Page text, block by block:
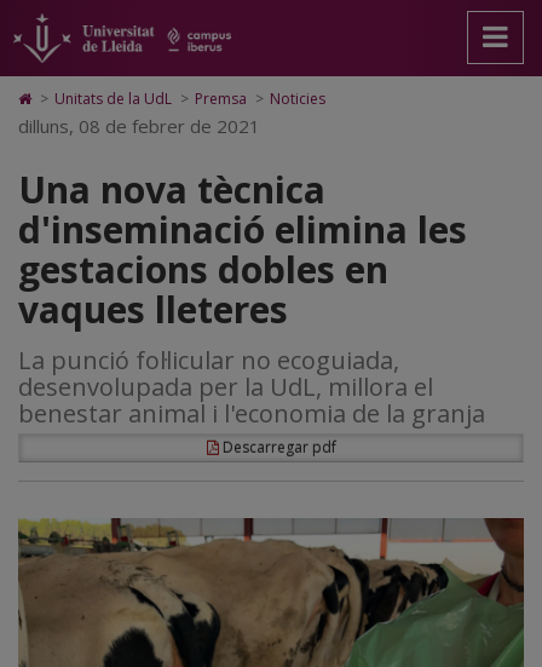
Una
nova
tècnica
d'inseminació
elimina
les
gestacions
dobles
en
vaques
lleteres
pàgina
principal.
Universitat
Lleida
contingut
principal
Mapa
Web.
Universitat
Cerca
Accessibilitat.
Universitat
Lleida
Icono
de
Home
ir
a
la
página
de
inicio
> Unitats de la UdL > Premsa > Noticies
dilluns, 08 de febrer de 2021
Una nova tècnica
d'inseminació elimina les
gestacions dobles en
vaques lleteres
La punció fol·licular no ecoguiada,
desenvolupada per la UdL, millora el
benestar animal i l'economia de la granja
Descarregar pdf